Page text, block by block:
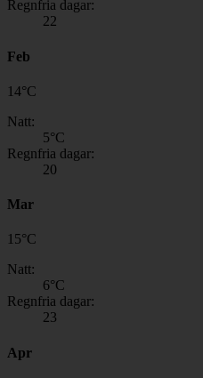
Regnfria dagar:
22
Feb
14°C
Natt:
5°C
Regnfria dagar:
20
Mar
15°C
Natt:
6°C
Regnfria dagar:
23
Apr